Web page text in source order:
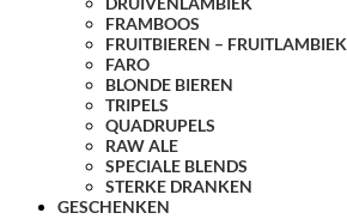
FRAMBOOS
FRUITBIEREN – FRUITLAMBIEK
FARO
BLONDE BIEREN
TRIPELS
QUADRUPELS
RAW ALE
SPECIALE BLENDS
STERKE DRANKEN
GESCHENKEN